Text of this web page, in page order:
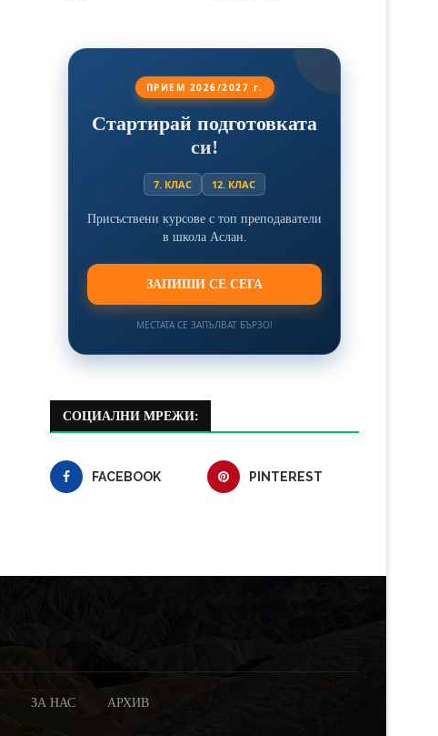
ПРИЕМ 2026/2027 г.
Стартирай подготовката
си!
7. КЛАС 12. КЛАС
Присъствени курсове с топ преподаватели
в школа Аслан.
ЗАПИШИ СЕ СЕГА
МЕСТАТА СЕ ЗАПЪЛВАТ БЪРЗО!
СОЦИАЛНИ МРЕЖИ:
FACEBOOK PINTEREST
ЗА НАС АРХИВ